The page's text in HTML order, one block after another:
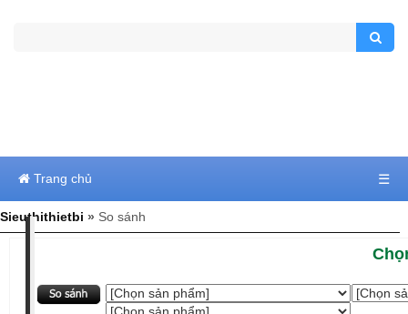
Trang chủ ☰
Sieuthithietbi » So sánh